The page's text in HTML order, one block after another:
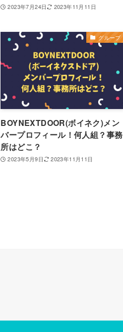
2023年7月24日 2023年11月11日
グループ
BOYNEXTDOOR(ボイネク)メン
バープロフィール！何人組？事務
所はどこ？
2023年5月9日 2023年11月11日